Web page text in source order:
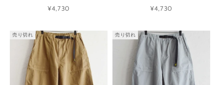
トップ (GUNMETAL GRAY ガン
セール価格
¥4,730
トップ (NATURAL ナチュラル)
セール価格
¥4,730
売り切れ 売り切れ